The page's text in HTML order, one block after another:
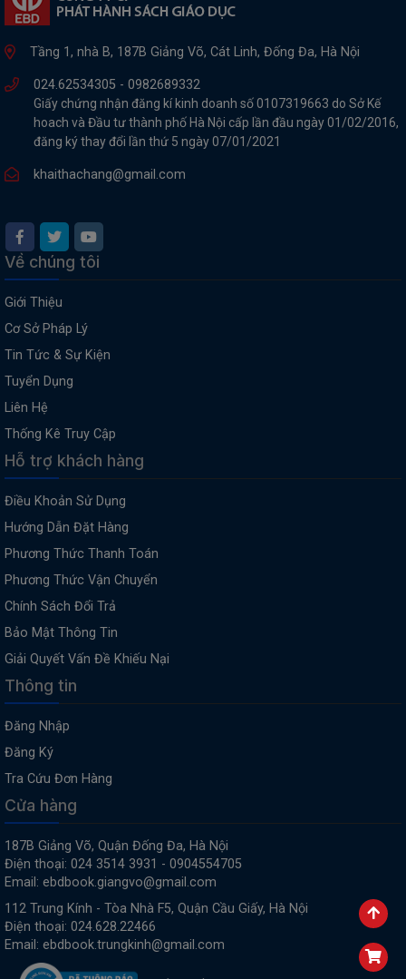
Tầng 1, nhà B, 187B Giảng Võ, Cát Linh, Đống Đa, Hà Nội
024.62534305 - 0982689332
Giấy chứng nhận đăng kí kinh doanh số 0107319663 do Sở Kế
hoach và Đầu tư thành phố Hà Nội cấp lần đầu ngày 01/02/2016,
đăng ký thay đổi lần thứ 5 ngày 07/01/2021
khaithachang@gmail.com
Về chúng tôi
Giới Thiệu
Cơ Sở Pháp Lý
Tin Tức & Sự Kiện
Tuyển Dụng
Liên Hệ
Thống Kê Truy Cập
Hỗ trợ khách hàng
Điều Khoản Sử Dụng
Hướng Dẫn Đặt Hàng
Phương Thức Thanh Toán
Phương Thức Vận Chuyển
Chính Sách Đổi Trả
Bảo Mật Thông Tin
Giải Quyết Vấn Đề Khiếu Nại
Thông tin
Đăng Nhập
Đăng Ký
Tra Cứu Đơn Hàng
Cửa hàng
187B Giảng Võ, Quận Đống Đa, Hà Nội
Điện thoại: 024 3514 3931 - 0904554705
Email: ebdbook.giangvo@gmail.com
112 Trung Kính - Tòa Nhà F5, Quận Cầu Giấy, Hà Nội
Điện thoại: 024.628.22466
Email: ebdbook.trungkinh@gmail.com